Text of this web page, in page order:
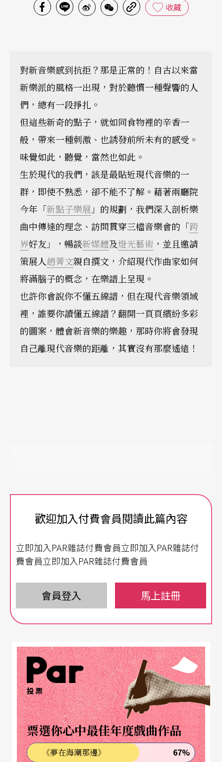
收藏
對新音樂感到抗拒？那是正常的！自古以來當
新樂派的風格一出現，對於聽慣一種聲響的人
們，總有一段掙扎。
但這些新奇的點子，就如同食物裡的辛香一
般，帶來一種刺激、也誘發前所未有的感受。
味覺如此，聽覺，當然也如此。
生於現代的我們，該是最貼近現代音樂的一
群，即使不熟悉，卻不能不了解。藉著兩廳院
今年「新點子樂展 」的規劃，我們深入剖析樂
曲中傳達的理念、訪問貫穿三檔音樂會的「跨
界好友」，暢談新媒體及燈光藝術 ，並且邀請
策展人趙菁文親自撰文，介紹現代作曲家如何
將滿腦子的概念，在樂譜上呈現。
也許你會說你不懂五線譜，但在現代音樂領域
裡，誰要你讀懂五線譜？翻開一頁頁繽紛多彩
的圖案，體會新音樂的樂趣，那時你將會發現
自己離現代音樂的距離，其實沒有那麼遙遠！
歡迎加入付費會員閱讀此篇內容
立即加入PAR雜誌付費會員立即加入PAR雜誌付
費會員立即加入PAR雜誌付費會員
會員登入 馬上註冊
投票
票選你心中最佳年度戲曲作品
《夢在海潮那邊》 67%